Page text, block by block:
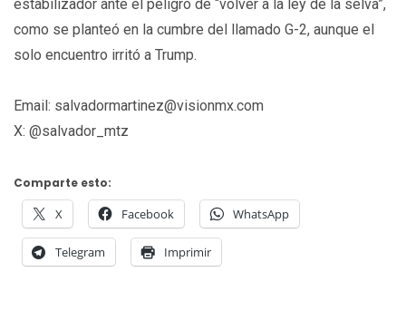
estabilizador ante el peligro de “volver a la ley de la selva”,
como se planteó en la cumbre del llamado G-2, aunque el
solo encuentro irritó a Trump.
Email: salvadormartinez@visionmx.com
X: @salvador_mtz
Comparte esto:
X Facebook WhatsApp
Telegram Imprimir